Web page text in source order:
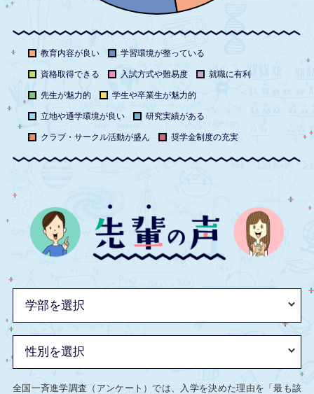
教育内容が良い 学習環境が整っている
資格取得できる 入試方式や難易度 就職に有利
先生が魅力的 学生や卒業生が魅力的
立地や通学環境が良い 研究実績がある
クラブ・サークル活動が盛ん 奨学金制度の充実
全国一斉進学調査（アンケート）では、入学を決めた理由を「最も該